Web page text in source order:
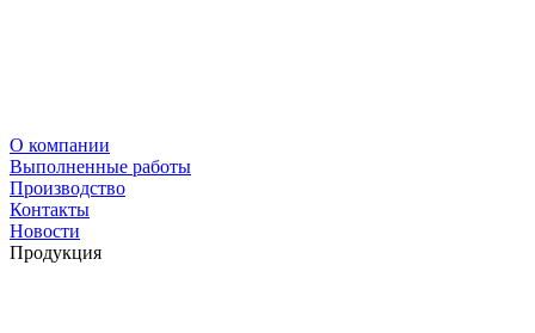
О компании
Выполненные работы
Производство
Контакты
Новости
Продукция